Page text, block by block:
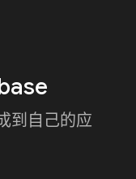
到自己的应